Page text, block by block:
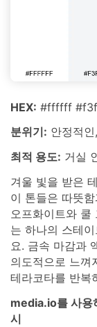
HEX: #ffffff
분위기: 안정적
최적 용도: 거실
겨울 빛을 받은
이 톤들은 따뜻
오프화이트와 쿨
는 하나의 스테
요. 금속 마감과
의도적으로 느껴
테라코타를 반복
media.io를 사용
시